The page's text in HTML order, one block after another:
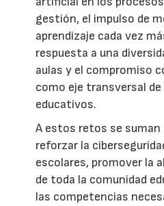
gestión, el impulso de
aprendizaje cada vez
respuesta a una
aulas y el compromiso
como eje transversal
educativos.
A estos retos se suman
reforzar la
escolares, promover la
de toda la comunidad
las competencias